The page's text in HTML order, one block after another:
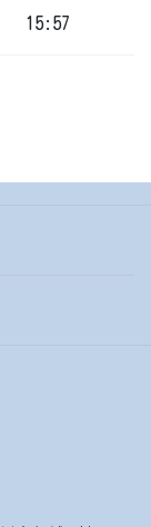
15:57